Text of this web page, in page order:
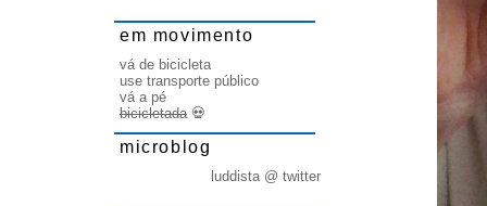
em movimento
vá de bicicleta
use transporte público
vá a pé
bicicletada💀
microblog
luddista @ twitter